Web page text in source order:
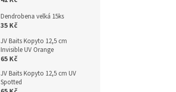
Dendrobena velká 15ks
35 Kč
JV Baits Kopyto 12,5 cm
Invisible UV Orange
65 Kč
JV Baits Kopyto 12,5 cm UV
Spotted